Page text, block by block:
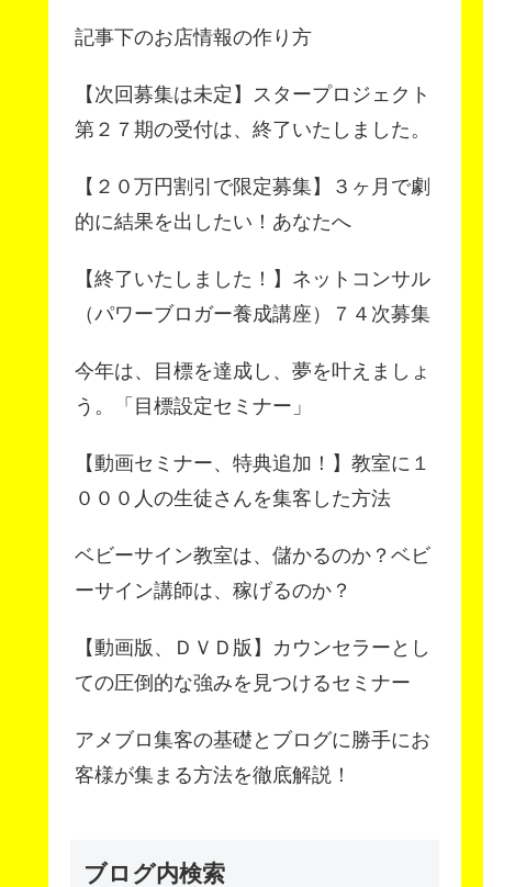
記事下のお店情報の作り方
【次回募集は未定】スタープロジェクト
第２７期の受付は、終了いたしました。
【２０万円割引で限定募集】３ヶ月で劇
的に結果を出したい！あなたへ
【終了いたしました！】ネットコンサル
（パワーブロガー養成講座）７４次募集
今年は、目標を達成し、夢を叶えましょ
う。「目標設定セミナー」
【動画セミナー、特典追加！】教室に１
０００人の生徒さんを集客した方法
ベビーサイン教室は、儲かるのか？ベビ
ーサイン講師は、稼げるのか？
【動画版、ＤＶＤ版】カウンセラーとし
ての圧倒的な強みを見つけるセミナー
アメブロ集客の基礎とブログに勝手にお
客様が集まる方法を徹底解説！
ブログ内検索